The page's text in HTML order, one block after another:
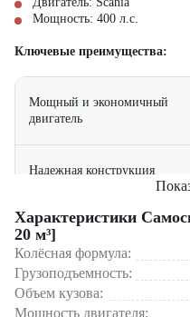
Мощность: 400 л.с.
Ключевые преимущества:
Мощный и экономичный
двигатель
Надежная конструкция
Комфорт водителя
Простота обслуживания
Сферы применения:
Характеристики
20 м³]
Колёсная формула:
Грузоподъемность:
Объем кузова:
Мощность двигателя: